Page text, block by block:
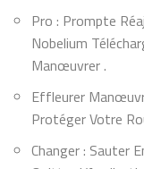
Pro : Prompte
Nobelium
Manœuvrer .
Effleurer
Protéger Votre
Changer : Sauter